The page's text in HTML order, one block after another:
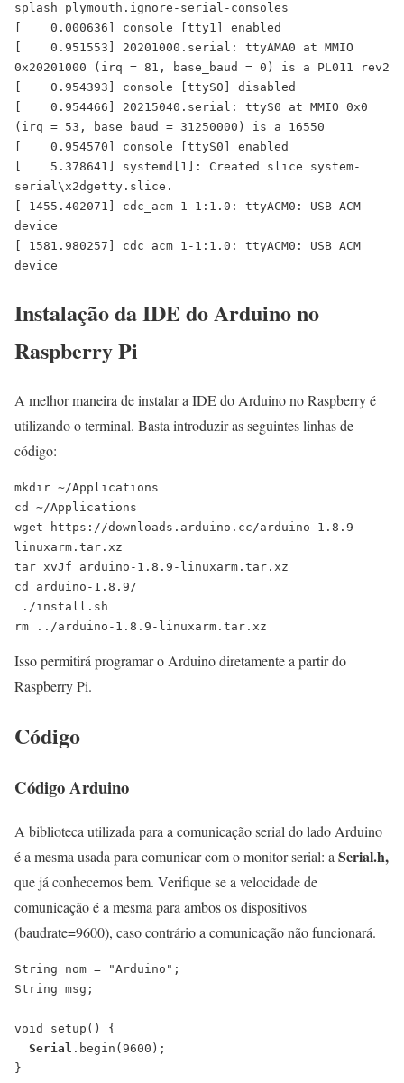
splash plymouth.ignore-serial-consoles
[    0.000636] console [tty1] enabled
[    0.951553] 20201000.serial: ttyAMA0 at MMIO
0x20201000 (irq = 81, base_baud = 0) is a PL011 rev2
[    0.954393] console [ttyS0] disabled
[    0.954466] 20215040.serial: ttyS0 at MMIO 0x0
(irq = 53, base_baud = 31250000) is a 16550
[    0.954570] console [ttyS0] enabled
[    5.378641] systemd[1]: Created slice system-
serial\x2dgetty.slice.
[ 1455.402071] cdc_acm 1-1:1.0: ttyACM0: USB ACM
device
[ 1581.980257] cdc_acm 1-1:1.0: ttyACM0: USB ACM
Instalação da IDE do Arduino no
Raspberry Pi
A melhor maneira de instalar a IDE do Arduino no Raspberry é
utilizando o terminal. Basta introduzir as seguintes linhas de
código:
mkdir ~/Applications
cd ~/Applications
wget https://downloads.arduino.cc/arduino-1.8.9-
linuxarm.tar.xz
tar xvJf arduino-1.8.9-linuxarm.tar.xz
cd arduino-1.8.9/
rm ../arduino-1.8.9-linuxarm.tar.xz
Isso permitirá programar o Arduino diretamente a partir do
Raspberry Pi.
Código
Código Arduino
A biblioteca utilizada para a comunicação serial do lado Arduino
é a mesma usada para comunicar com o monitor serial: a Serial.h,
que já conhecemos bem. Verifique se a velocidade de
comunicação é a mesma para ambos os dispositivos
(baudrate=9600), caso contrário a comunicação não funcionará.
String nom = "Arduino";
String msg;
void setup() {
Serial .begin(9600);
}